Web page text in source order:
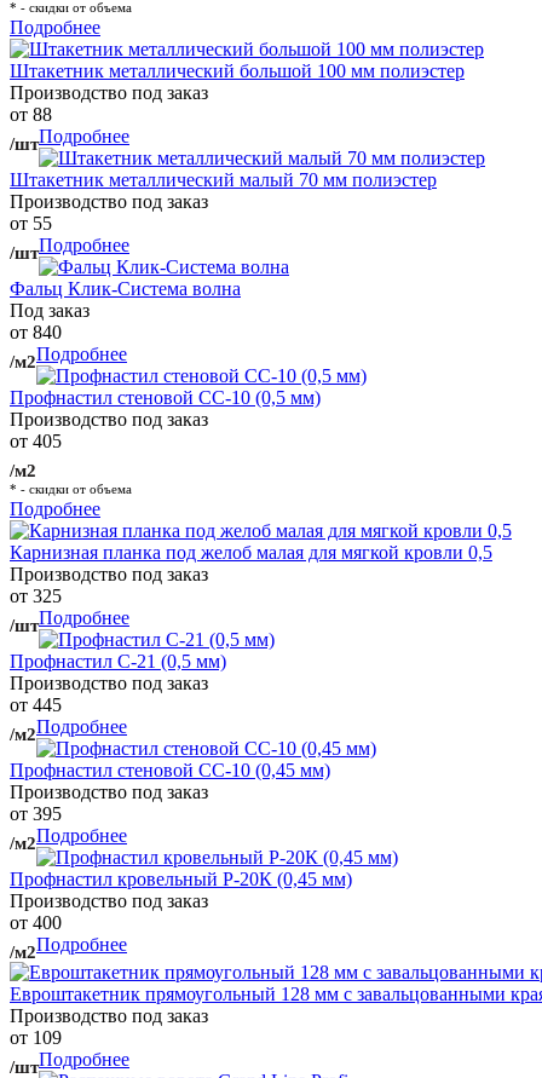
* - скидки от объема
Подробнее
Штакетник металлический большой 100 мм полиэстер
Производство под заказ
от 88
/штПодробнее
Штакетник металлический малый 70 мм полиэстер
Производство под заказ
от 55
/штПодробнее
Фальц Клик-Система волна
Под заказ
от 840
/м2Подробнее
Профнастил стеновой СС-10 (0,5 мм)
Производство под заказ
от 405
/м2
* - скидки от объема
Подробнее
Карнизная планка под желоб малая для мягкой кровли 0,5
Производство под заказ
от 325
/штПодробнее
Профнастил С-21 (0,5 мм)
Производство под заказ
от 445
/м2Подробнее
Профнастил стеновой СС-10 (0,45 мм)
Производство под заказ
от 395
/м2Подробнее
Профнастил кровельный Р-20К (0,45 мм)
Производство под заказ
от 400
/м2Подробнее
Евроштакетник прямоугольный 128 мм с завальцованными
Производство под заказ
от 109
/штПодробнее